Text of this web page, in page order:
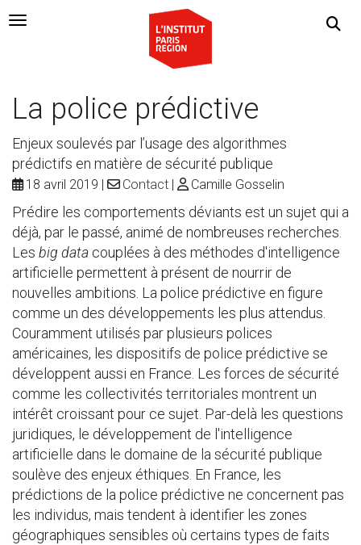
Navigation Toggle
La police prédictive
Enjeux soulevés par l’usage des algorithmes
prédictifs en matière de sécurité publique
18 avril 2019 Contact Camille Gosselin
Prédire les comportements déviants est un sujet qui a
déjà, par le passé, animé de nombreuses recherches.
Les big data couplées à des méthodes d'intelligence
artificielle permettent à présent de nourrir de
nouvelles ambitions. La police prédictive en figure
comme un des développements les plus attendus.
Couramment utilisés par plusieurs polices
américaines, les dispositifs de police prédictive se
développent aussi en France. Les forces de sécurité
comme les collectivités territoriales montrent un
intérêt croissant pour ce sujet. Par-delà les questions
juridiques, le développement de l'intelligence
artificielle dans le domaine de la sécurité publique
soulève des enjeux éthiques. En France, les
prédictions de la police prédictive ne concernent pas
les individus, mais tendent à identifier les zones
géographiques sensibles où certains types de faits